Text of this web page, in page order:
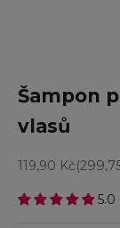
Šampon
vlasů
Prodejní cena
119,90 Kč
5.0